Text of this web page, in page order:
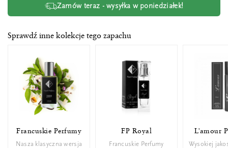
Zamów teraz - wysyłka w poniedziałek!
Sprawdź inne kolekcje tego zapachu
Francuskie Perfumy
Nasza klasyczna wersja
FP Royal
Francuskie Perfumy
L'amour
Wysokiej